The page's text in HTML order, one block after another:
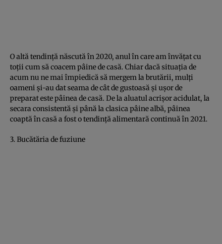
O altă tendinţă născută în 2020, anul în care am învăţat cu
toţii cum să coacem pâine de casă. Chiar dacă situaţia de
acum nu ne mai împiedică să mergem la brutării, mulţi
oameni şi-au dat seama de cât de gustoasă şi uşor de
preparat este pâinea de casă. De la aluatul acrişor acidulat, la
secara consistentă şi până la clasica pâine albă, pâinea
coaptă în casă a fost o tendinţă alimentară continuă în 2021.
3. Bucătăria de fuziune